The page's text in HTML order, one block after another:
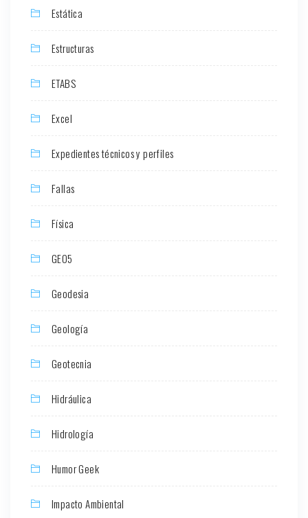
Estática
Estructuras
ETABS
Excel
Expedientes técnicos y perfiles
Fallas
Física
GEO5
Geodesia
Geología
Geotecnia
Hidráulica
Hidrología
Humor Geek
Impacto Ambiental